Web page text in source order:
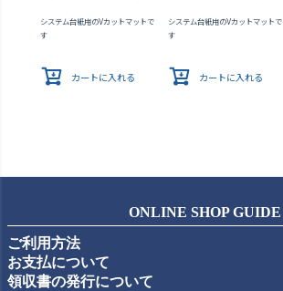
システム台紙用のVカットマットで
す
カートに入れる
システム台紙用のVカットマットで
す
カートに入れる
ONLINE SHOP GUIDE
ご利用方法
お支払について
領収書の発行について